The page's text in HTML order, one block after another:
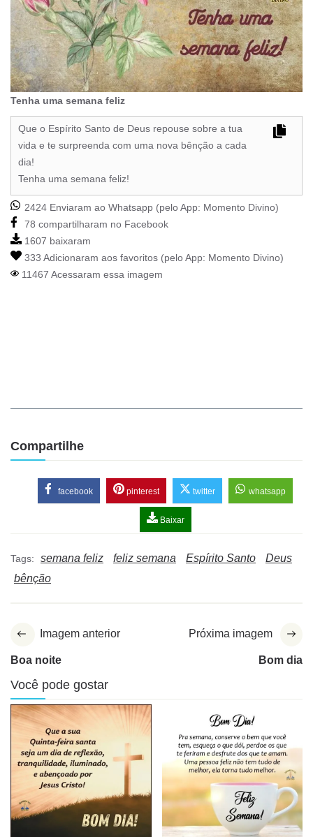
Tenha uma semana feliz
Que o Espírito Santo de Deus repouse sobre a tua
vida e te surpreenda com uma nova bênção a cada
dia!
Tenha uma semana feliz!
2424 Enviaram ao Whatsapp (pelo App: Momento Divino)
78 compartilharam no Facebook
1607 baixaram
333 Adicionaram aos favoritos (pelo App: Momento Divino)
11467 Acessaram essa imagem
Compartilhe
facebook pinterest twitter whatsapp
Baixar
Tags: semana feliz feliz semana Espírito Santo
Deus
bênção
Imagem anterior
Boa noite
Próxima imagem
Bom dia
Você pode gostar